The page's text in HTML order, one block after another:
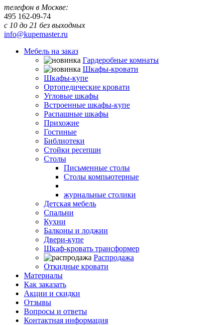
телефон в Москве:
495 162-09-74
с 10 до 21 без выходных
info@kupemaster.ru
Мебель на заказ
Гардеробные комнаты
Шкафы-кровати
Шкафы-купе
Ортопедические кровати
Угловые шкафы
Встроенные шкафы-купе
Распашные шкафы
Прихожие
Гостиные
Библиотеки
Стойки ресепшн
Столы
Письменные столы
Столы компьютерные
журнальные столики
Детская мебель
Спальни
Кухни
Балконы и лоджии
Двери-купе
Шкаф-кровать трансформер
Распродажа
Откидные кровати
Материалы
Как заказать
Акции и скидки
Отзывы
Вопросы и ответы
Контактная информация